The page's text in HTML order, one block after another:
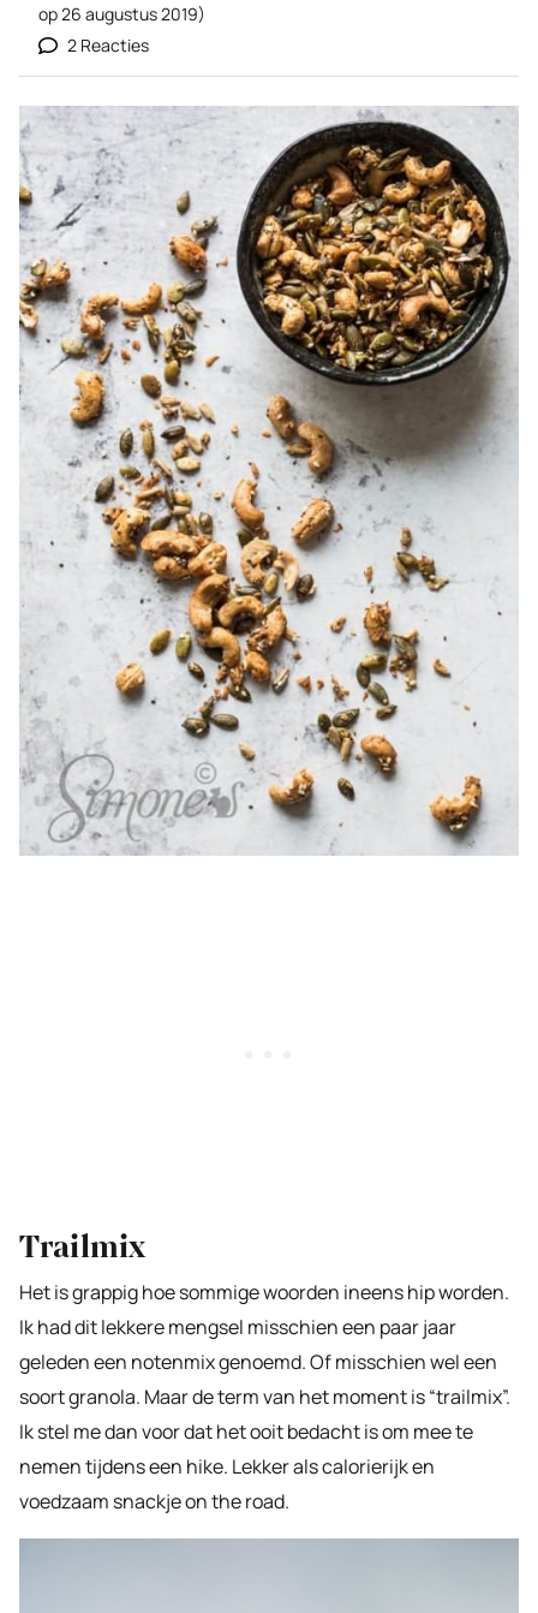
op26 augustus 2019)
2 Reacties
Trailmix
Het is grappig hoe sommige woorden ineens hip worden.
Ik had dit lekkere mengsel misschien een paar jaar
geleden een notenmix genoemd. Of misschien wel een
soort granola. Maar de term van het moment is “trailmix”.
Ik stel me dan voor dat het ooit bedacht is om mee te
nemen tijdens een hike. Lekker als calorierijk en
voedzaam snackje on the road.